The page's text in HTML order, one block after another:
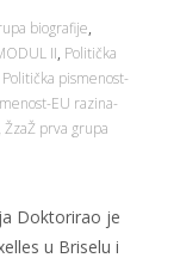
biografije,
II, Politička
Politička pismenost-
EU razina-
ŽzaŽ prva grupa
Doktorirao je
u Briselu i